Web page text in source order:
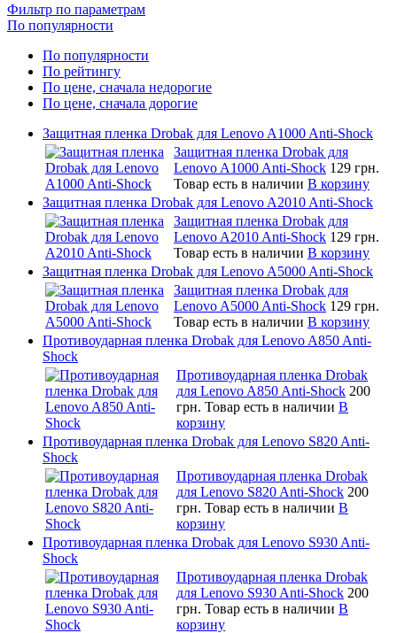
Фильтр по параметрам
По популярности
По популярности
По рейтингу
По цене, сначала недорогие
По цене, сначала дорогие
Защитная пленка Drobak для Lenovo A1000 Anti-Shock
Защитная пленка Drobak для
Lenovo A1000 Anti-Shock 129 грн.
Товар есть в наличии В корзину
Защитная пленка Drobak для Lenovo A2010 Anti-Shock
Защитная пленка Drobak для
Lenovo A2010 Anti-Shock 129 грн.
Товар есть в наличии В корзину
Защитная пленка Drobak для Lenovo A5000 Anti-Shock
Защитная пленка Drobak для
Lenovo A5000 Anti-Shock 129 грн.
Товар есть в наличии В корзину
Противоударная пленка Drobak для Lenovo A850 Anti-
Shock
Противоударная пленка Drobak
для Lenovo A850 Anti-Shock 200
грн. Товар есть в наличии В
корзину
Противоударная пленка Drobak для Lenovo S820 Anti-
Shock
Противоударная пленка Drobak
для Lenovo S820 Anti-Shock 200
грн. Товар есть в наличии В
корзину
Противоударная пленка Drobak для Lenovo S930 Anti-
Shock
Противоударная пленка Drobak
для Lenovo S930 Anti-Shock 200
грн. Товар есть в наличии В
корзину